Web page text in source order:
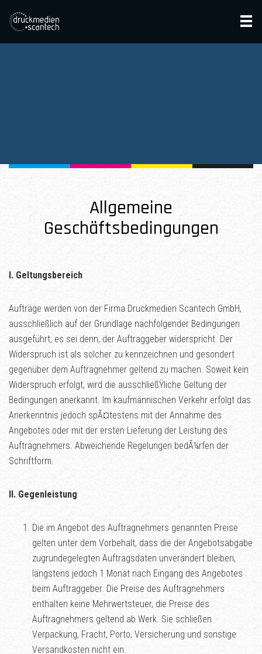
Allgemeine
Geschäftsbedingungen
I. Geltungsbereich
Aufträge werden von der Firma Druckmedien Scantech GmbH,
ausschließlich auf der Grundlage nachfolgender Bedingungen
ausgeführt, es sei denn, der Auftraggeber widerspricht. Der
Widerspruch ist als solcher zu kennzeichnen und gesondert
gegenüber dem Auftragnehmer geltend zu machen. Soweit kein
Widerspruch erfolgt, wird die ausschließŸliche Geltung der
Bedingungen anerkannt. Im kaufmännischen Verkehr erfolgt das
Anerkenntnis jedoch spÃ¤testens mit der Annahme des
Angebotes oder mit der ersten Lieferung der Leistung des
Auftragnehmers. Abweichende Regelungen bedÃ¼rfen der
Schriftform.
II. Gegenleistung
Die im Angebot des Auftragnehmers genannten Preise
gelten unter dem Vorbehalt, dass die der Angebotsabgabe
zugrundegelegten Auftragsdaten unverändert bleiben,
längstens jedoch 1 Monat nach Eingang des Angebotes
beim Auftraggeber. Die Preise des Auftragnehmers
enthalten keine Mehrwertsteuer, die Preise des
Auftragnehmers geltend ab Werk. Sie schließen
Verpackung, Fracht, Porto, Versicherung und sonstige
Versandkosten nicht ein.